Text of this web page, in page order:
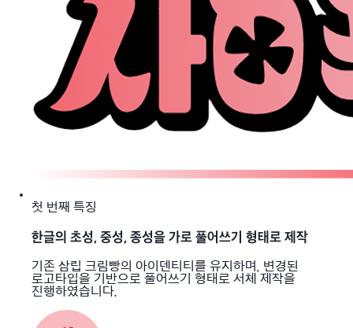
첫 번째 특징
한글의 초성, 중성, 종성을 가로 풀어쓰기 형태로 제작
기존 삼립 크림빵의 아이덴티티를 유지하며, 변경된
로고타입을 기반으로 풀어쓰기 형태로 서체 제작을
진행하였습니다.